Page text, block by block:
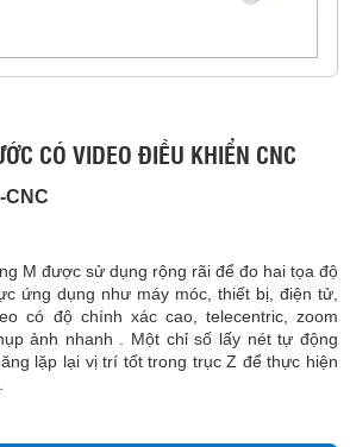
CÓ VIDEO ĐIỀU KHIỂN CNC
CNC
M được sử dụng rộng rãi để đo hai tọa độ
ứng dụng như máy móc, thiết bị, điện tử,
có độ chính xác cao, telecentric, zoom
ảnh nhanh . Một chỉ số lấy nét tự động
lặp lại vị trí tốt trong trục Z để thực hiện